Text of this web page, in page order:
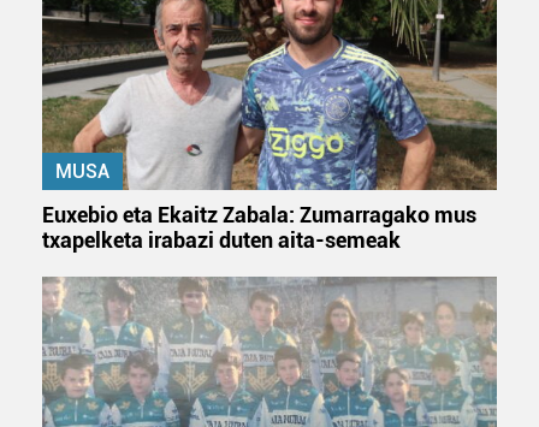
MUSA
Euxebio eta Ekaitz Zabala: Zumarragako mus
txapelketa irabazi duten aita-semeak